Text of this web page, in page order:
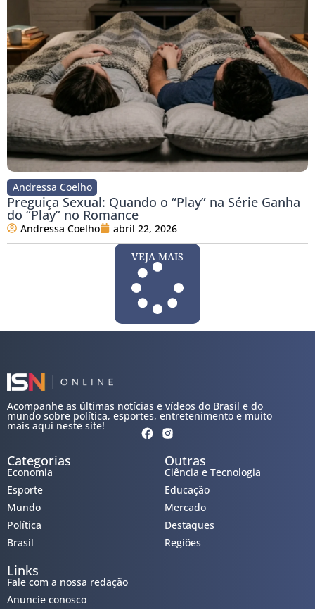
Andressa Coelho
Preguiça Sexual: Quando o “Play” na Série Ganha
do “Play” no Romance
Andressa Coelho abril 22, 2026
VEJA MAIS
Acompanhe as últimas notícias e vídeos do Brasil e do
mundo sobre política, esportes, entretenimento e muito
mais aqui neste site!
Categorias
Economia
Esporte
Mundo
Política
Brasil
Outras
Ciência e Tecnologia
Educação
Mercado
Destaques
Regiões
Links
Fale com a nossa redação
Anuncie conosco